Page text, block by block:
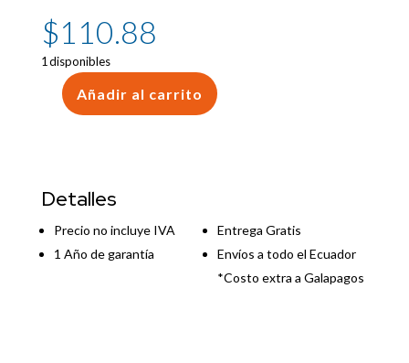
$110.88
1 disponibles
Wacom
Pen
and
Touch
Añadir al carrito
Detalles
Precio no incluye IVA
1 Año de garantía
Entrega Gratis
Envíos a todo el Ecuador
*Costo extra a Galapagos